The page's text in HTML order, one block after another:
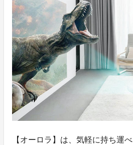
【オーロラ】は、気軽に持ち運